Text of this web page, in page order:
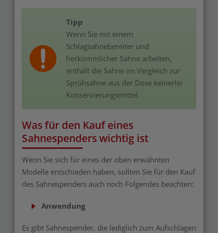
Tipp
Wenn Sie mit einem
Schlagsahnebereiter und
herkömmlicher Sahne arbeiten,
enthält die Sahne im Vergleich zur
Sprühsahne aus der Dose keinerlei
Konservierungsmittel.
Was für den Kauf eines
Sahnespenders wichtig ist
Wenn Sie sich für eines der oben erwähnten
Modelle entschieden haben, sollten Sie für den Kauf
des Sahnespenders auch noch Folgendes beachten:
Anwendung
Es gibt Sahnespender, die lediglich zum Aufschlagen